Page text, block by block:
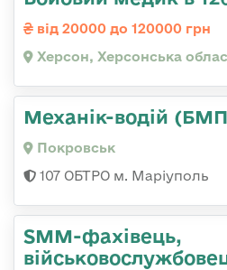
від 20000 до 120000 грн
Херсон, Херсонська
Механік-водій
Покровськ
107 ОБТРО м. Маріуполь
SMM-фахівець,